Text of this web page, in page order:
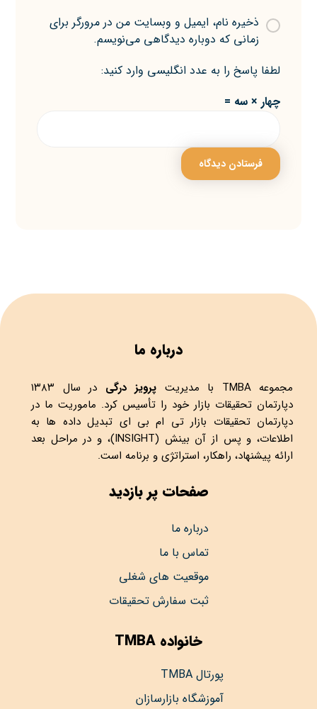
ذخیره نام، ایمیل و وبسایت من در مرورگر برای
زمانی که دوباره دیدگاهی می‌نویسم.
لطفا پاسخ را به عدد انگلیسی وارد کنید:
چهار × سه =
درباره ما
مجموعهTMBA با مدیریت پرویز درگی
در سال ۱۳۸۳
دپارتمان تحقیقات بازار خود را تأسیس کرد. ماموریت ما در
دپارتمان تحقیقات بازار تی ام بی ای تبدیل داده ها به
اطلاعات، و پس از آن بینش (INSIGHT)، و در مراحل بعد
ارائه پیشنهاد، راهکار، استراتژی و برنامه است.
صفحات پر بازدید
درباره ما
تماس با ما
موقعیت های شغلی
ثبت سفارش تحقیقات
خانواده TMBA
پورتال TMBA
آموزشگاه بازارسازان